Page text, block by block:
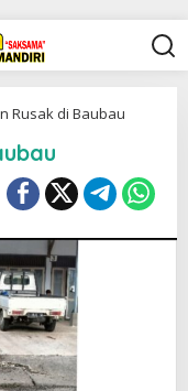
Rusak di Baubau